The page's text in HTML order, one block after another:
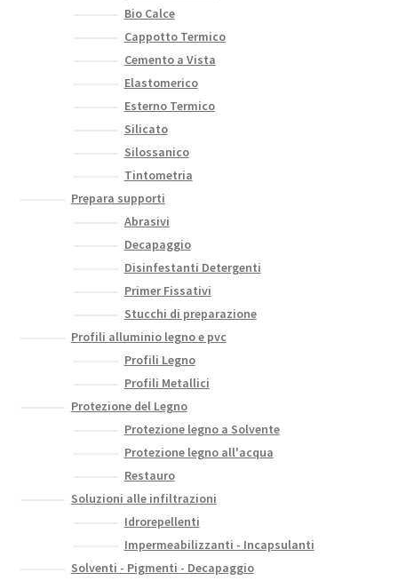
Bio Calce
Cappotto Termico
Cemento a Vista
Elastomerico
Esterno Termico
Silicato
Silossanico
Tintometria
Prepara supporti
Abrasivi
Decapaggio
Disinfestanti Detergenti
Primer Fissativi
Stucchi di preparazione
Profili alluminio legno e pvc
Profili Legno
Profili Metallici
Protezione del Legno
Protezione legno a Solvente
Protezione legno all'acqua
Restauro
Soluzioni alle infiltrazioni
Idrorepellenti
Impermeabilizzanti - Incapsulanti
Solventi - Pigmenti - Decapaggio